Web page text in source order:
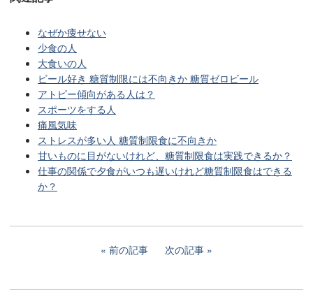
なぜか痩せない
少食の人
大食いの人
ビール好き 糖質制限には不向きか 糖質ゼロビール
アトピー傾向がある人は？
スポーツをする人
痛風気味
ストレスが多い人 糖質制限食に不向きか
甘いものに目がないけれど、糖質制限食は実践できるか？
仕事の関係で夕食がいつも遅いけれど糖質制限食はできる
か？
前の記事 次の記事